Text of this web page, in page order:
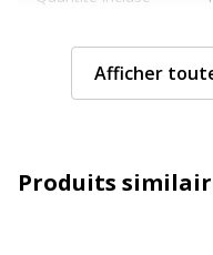
Type de produit
Caractéristiques
Division d'échelle
Afficher
Produits